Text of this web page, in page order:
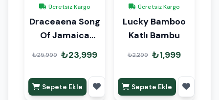
Ücretsiz Kargo
Draceaena Song
Of Jamaica
Anaç 160cm
₺25,999 ₺23,999
Sepete Ekle
Ücretsiz Kargo
Lucky Bamboo
Katlı Bambu
₺2,299 ₺1,999
Sepete Ekle